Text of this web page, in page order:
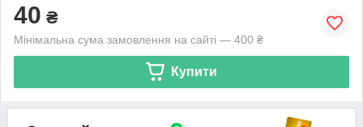
40 ₴
Мінімальна сума замовлення на сайті — 400 ₴
Купити